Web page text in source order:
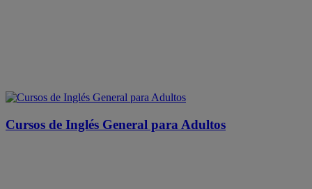
Cursos de Inglés General para Adultos